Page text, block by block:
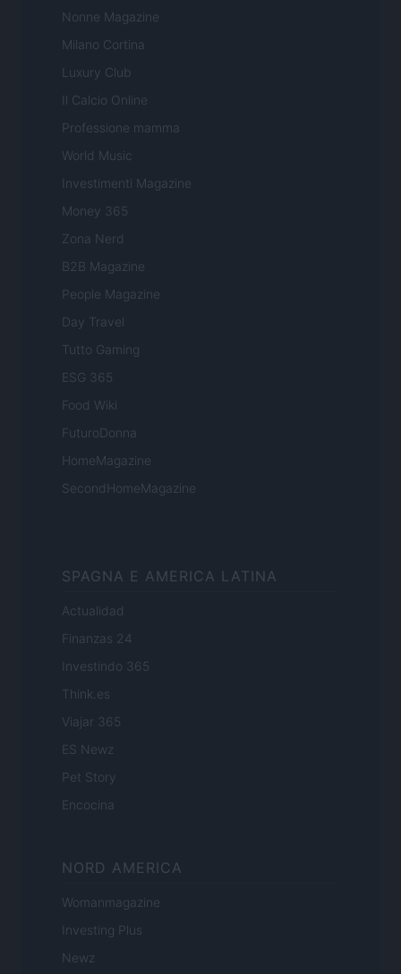
Nonne Magazine
Milano Cortina
Luxury Club
Il Calcio Online
Professione mamma
World Music
Investimenti Magazine
Money 365
Zona Nerd
B2B Magazine
People Magazine
Day Travel
Tutto Gaming
ESG 365
Food Wiki
FuturoDonna
HomeMagazine
SecondHomeMagazine
SPAGNA E AMERICA LATINA
Actualidad
Finanzas 24
Investindo 365
Think.es
Viajar 365
ES Newz
Pet Story
Encocina
NORD AMERICA
Womanmagazine
Investing Plus
Newz